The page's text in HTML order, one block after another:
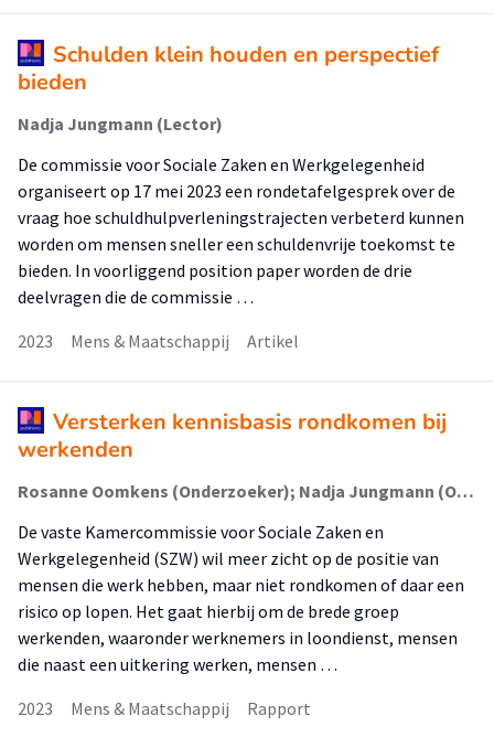
Schulden klein houden en perspectief
bieden
Nadja Jungmann (Lector)
De commissie voor Sociale Zaken en Werkgelegenheid
organiseert op 17 mei 2023 een rondetafelgesprek over de
vraag hoe schuldhulpverleningstrajecten verbeterd kunnen
worden om mensen sneller een schuldenvrije toekomst te
bieden. In voorliggend position paper worden de drie
deelvragen die de commissie …
2023
Mens & Maatschappij Artikel
Versterken kennisbasis rondkomen bij
werkenden
Rosanne Oomkens (Onderzoeker); Nadja Jungmann (Onderzoeker); Tamara Madern (Onderzoeker); Josje Dikkers (Onderzoeker)
De vaste Kamercommissie voor Sociale Zaken en
Werkgelegenheid (SZW) wil meer zicht op de positie van
mensen die werk hebben, maar niet rondkomen of daar een
risico op lopen. Het gaat hierbij om de brede groep
werkenden, waaronder werknemers in loondienst, mensen
die naast een uitkering werken, mensen …
2023
Mens & Maatschappij Rapport